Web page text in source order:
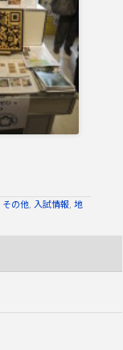
その他, 入試情報, 地